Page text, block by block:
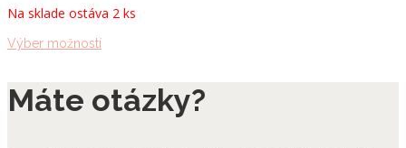
Na sklade ostáva 2 ks
Výber možnostíTento
viacero
variantov.
Máte otázky?